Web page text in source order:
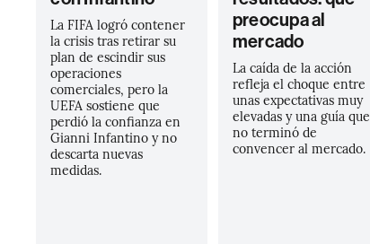
La FIFA logró contener
la crisis tras retirar su
plan de escindir sus
operaciones
comerciales, pero la
UEFA sostiene que
perdió la confianza en
Gianni Infantino y no
descarta nuevas
medidas.
preocupa al
mercado
La caída de la acción
refleja el choque entre
unas expectativas muy
elevadas y una guía que
no terminó de
convencer al mercado.